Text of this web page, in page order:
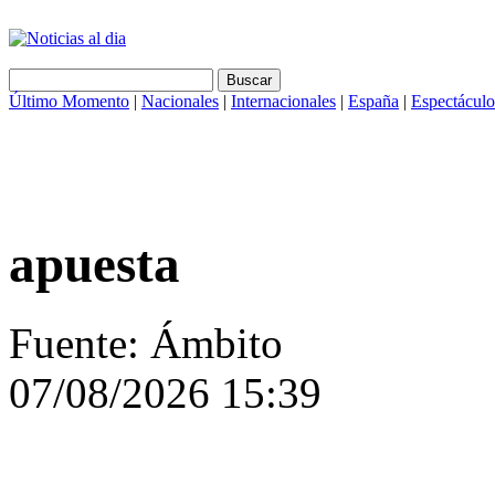
Último Momento | Nacionales | Internacionales | España |
apuesta
Fuente: Ámbito
07/08/2026 15:39